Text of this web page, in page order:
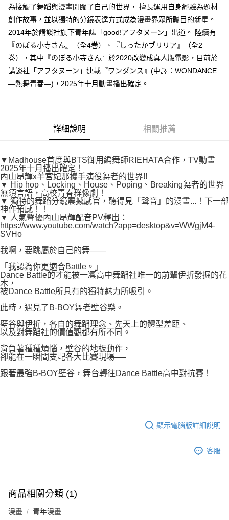
是否繳費成功／繳費後需取消欲退款等相關疑問，請聯繫「AFTEE先享後付
【注意事項】
１．透過由恩沛科技股份有限公司提供之「AFTEE先享後付」服務完成之交
易，需依本服務之必要範圍內提供個人資料，並將交易相關給付款項請求債
權轉讓予恩沛科技股份有限公司。
２．關於個人資料處理事宜，請瀏覽以下網址：
３．未成年的使用者請事先徵得法定代理人或監護人之同意方可使用
時審查核予不同之上限額度；若仍有額度不足之情形，本公司將視審查結果
請求用戶進行身份認證。
５．嚴禁一人註冊多個帳號或使用他人資訊註冊。若發現惡意使用之情形，
每筆NT$80，滿NT$500(含以上)免運費
7-11取貨付款
每筆NT$80，滿NT$500(含以上)免運費
付款後7-11取貨
每筆NT$80，滿NT$500(含以上)免運費
為接觸了舞蹈與漫畫開闊了自己的世界， 擅長運用自身經驗為題材
創作故事，並以獨特的分鏡表達方式成為漫畫界眾所矚目的新星。
2014年於講談社旗下青年誌「good!アフタヌーン」出道。 陸續有
『のぼる小寺さん』（全4巻）、『しったかブリリア』（全2
巻），其中『のぼる小寺さん』於2020改變成真人版電影，目前於
講談社「アフタヌーン」連載『ワンダンス』(中譯：WONDANCE
—熱舞青春—)，2025年十月動畫播出確定。
詳細說明 相關推薦
▼Madhouse首度與BTS御用編舞師RIEHATA合作，TV動畫
2025年十月播出確定！
內山昂輝x羊宮妃那攜手演役舞者的世界!!
▼ Hip hop、Locking、House、Poping、Breaking舞者的世界
無須言語，高校青春群像劇！
▼ 獨特的舞蹈分鏡震撼感官，聽得見「聲音」的漫畫...！下一部
神作預感！！
▼ 人氣聲優內山昂輝配音PV釋出：
https://www.youtube.com/watch?app=desktop&v=WWgjM4-
SVHo
我啊，要跳屬於自己的舞——
「我認為你更適合Battle。」
Dance Battle的才能被一凜高中舞蹈社唯一的前輩伊折發掘的花
木，
被Dance Battle所具有的獨特魅力所吸引。
此時，遇見了B-BOY舞者壁谷樂。
壁谷與伊折，各自的舞蹈理念、先天上的體型差距、
以及對舞蹈社的價值觀都有所不同。
背負著種種煩惱，壁谷的地板動作，
卻能在一瞬間支配各大比賽現場──
跟著最強B-BOY壁谷，舞台轉往Dance Battle高中對抗賽！
顯示電腦版詳細說明
客服
商品相關分類 (1)
漫畫 青年漫畫